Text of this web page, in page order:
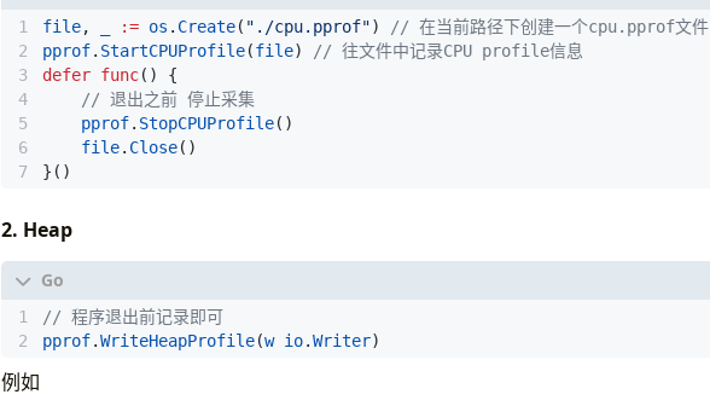
4
6
7
file, := os . Create( "./cpu.pprof")
// 在当前路径下创建一个cpu.pprof文件
pprof. StartCPUProfile(file)
// 往文件中记录CPU profile信息
defer func()
{
// 退出之前 停止采集
pprof. StopCPUProfile()
file. Close()
}()
2. Heap
// 程序退出前记录即可
pprof.WriteHeapProfile(w io.Writer)
例如